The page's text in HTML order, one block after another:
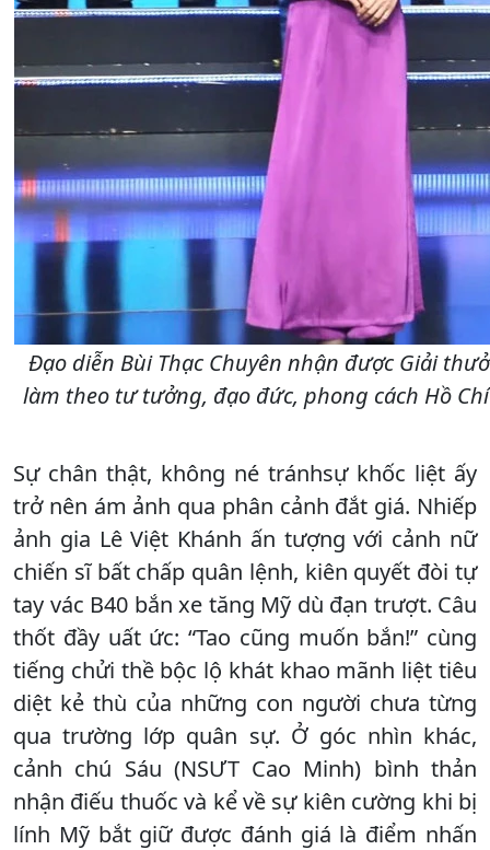
Đạo diễn Bùi Thạc Chuyên nhận được Giải
làm theo tư tưởng, đạo đức, phong cách Hồ
Sự chân thật, không né tránhsự khốc liệt ấy
trở nên ám ảnh qua phân cảnh đắt giá. Nhiếp
ảnh gia Lê Việt Khánh ấn tượng với cảnh nữ
chiến sĩ bất chấp quân lệnh, kiên quyết đòi tự
tay vác B40 bắn xe tăng Mỹ dù đạn trượt. Câu
thốt đầy uất ức: “Tao cũng muốn bắn!” cùng
tiếng chửi thề bộc lộ khát khao mãnh liệt tiêu
diệt kẻ thù của những con người chưa từng
qua trường lớp quân sự. Ở góc nhìn khác,
cảnh chú Sáu (NSƯT Cao Minh) bình thản
nhận điếu thuốc và kể về sự kiên cường khi bị
lính Mỹ bắt giữ được đánh giá là điểm nhấn